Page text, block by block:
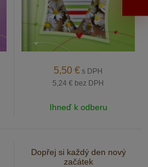
5,50 € s DPH
5,24 € bez DPH
Ihneď k odberu
Dopřej si každý den nový
začátek